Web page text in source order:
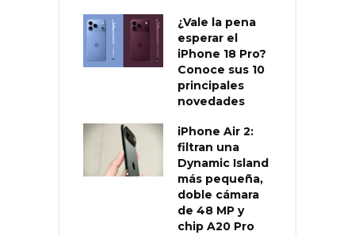
¿Vale la pena
esperar el
iPhone 18 Pro?
Conoce sus 10
principales
novedades
iPhone Air 2:
filtran una
Dynamic Island
más pequeña,
doble cámara
de 48 MP y
chip A20 Pro